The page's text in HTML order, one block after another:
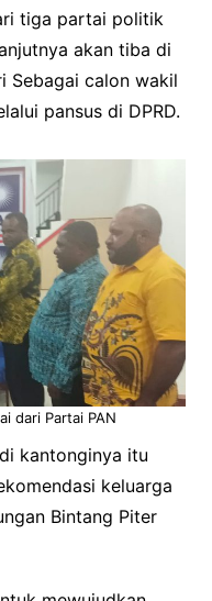
tiga partai politik
akan tiba di
Sebagai calon wakil
pansus di DPRD.
dari Partai PAN
kantonginya itu
keluarga
Bintang Piter